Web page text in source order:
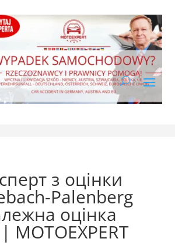
з оцінки
Palenberg
оцінка
MOTOEXPERT